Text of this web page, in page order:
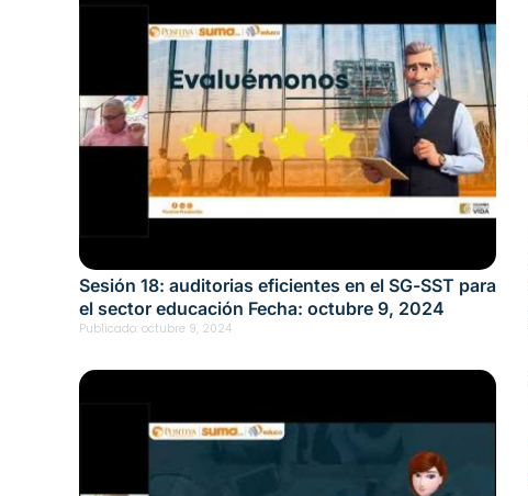
Sesión 18: auditorias eficientes en el SG-SST para
el sector educación Fecha: octubre 9, 2024
Publicado: octubre 9, 2024